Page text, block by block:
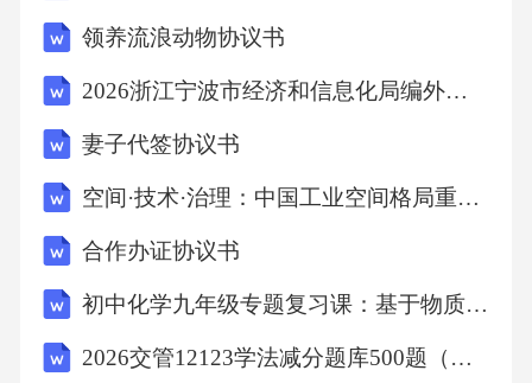
报告报送企业注册地住房和城乡建设主管部
情况、自评评分、存在问题及整改措施等内
容。第四章施工现场考评内容与标准第十四条
施工现场安全生产标准化考评主要依据《建筑
施工安全检查标准》（JGJ59）及国家现行有关
标准进行，重点考评以下方面：（一）安全管
理：包括安全生产责任制、目标管理、施工组
织设计、分部（分项）工程安全技术交底、安
领养流浪动物协议书
2026浙江宁波市经济和信息化局编外用工招聘1人备考题库带答案详解
妻子代签协议书
空间·技术·治理：中国工业空间格局重构与科技创新赋能-八年级地理跨学科主题导学案
合作办证协议书
初中化学九年级专题复习课：基于物质转化关系的综合计算能力提升导学案
2026交管12123学法减分题库500题（含标准答案+详细解析）